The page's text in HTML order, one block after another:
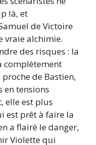
là, et
de Victoire
vraie alchimie.
des risques : la
complètement
de Bastien,
en tensions
elle est plus
est prêt à faire la
a flairé le danger,
Violette qui